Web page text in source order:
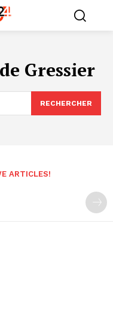
Gressier
RECHERCHER
ARTICLES!